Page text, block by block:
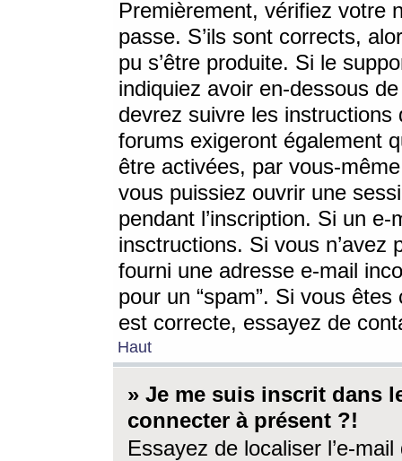
Premièrement, vérifiez votre
passe. S’ils sont corrects,
pu s’être produite. Si le
indiquiez avoir en-dessous
devrez suivre les
forums exigeront également
être activées, par vous-
vous puissiez ouvrir une
pendant l’inscription. Si un
insctructions. Si vous n’avez
fourni une adresse e-mail
pour un “spam”. Si vous
est correcte, essayez de
Haut
» Je me suis inscrit dans
connecter à présent ?!
Essayez de localiser l’e-